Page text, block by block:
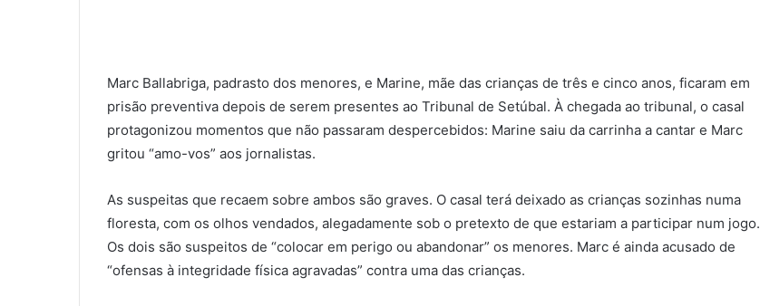
Marc Ballabriga, padrasto dos menores, e Marine, mãe das crianças de três e cinco anos, ficaram em
prisão preventiva depois de serem presentes ao Tribunal de Setúbal. À chegada ao tribunal, o casal
protagonizou momentos que não passaram despercebidos: Marine saiu da carrinha a cantar e Marc
gritou “amo-vos” aos jornalistas.
As suspeitas que recaem sobre ambos são graves. O casal terá deixado as crianças sozinhas numa
floresta, com os olhos vendados, alegadamente sob o pretexto de que estariam a participar num jogo.
Os dois são suspeitos de “colocar em perigo ou abandonar” os menores. Marc é ainda acusado de
“ofensas à integridade física agravadas” contra uma das crianças.